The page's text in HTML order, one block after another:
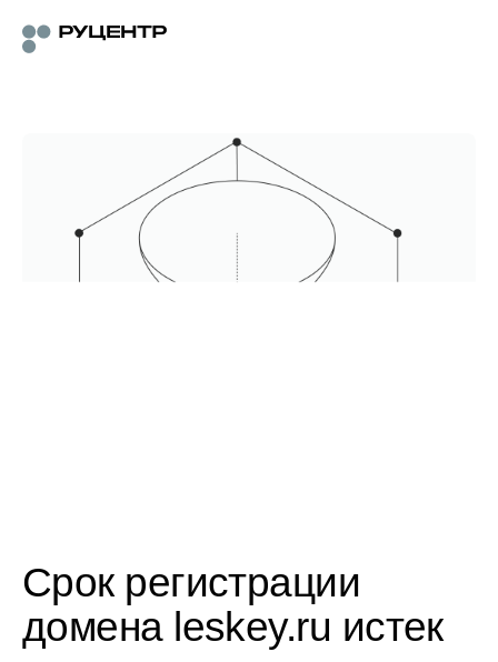
Срок регистрации
домена leskey.ru истек